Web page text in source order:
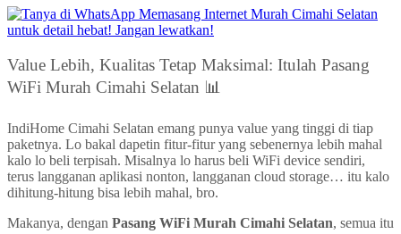
Value Lebih, Kualitas Tetap Maksimal: Itulah Pasang
WiFi Murah Cimahi Selatan 📊
IndiHome Cimahi Selatan emang punya value yang tinggi di tiap
paketnya. Lo bakal dapetin fitur-fitur yang sebenernya lebih mahal
kalo lo beli terpisah. Misalnya lo harus beli WiFi device sendiri,
terus langganan aplikasi nonton, langganan cloud storage… itu kalo
dihitung-hitung bisa lebih mahal, bro.
Makanya, dengan Pasang WiFi Murah Cimahi Selatan, semua itu